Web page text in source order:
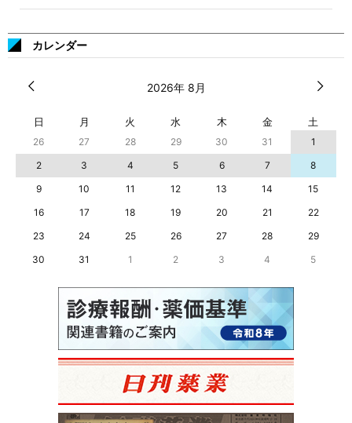
カレンダー
2026年 8月
日 月 火 水 木 金 土
26 27 28 29 30 31
1
2
3 4 5 6 7
8
9
10 11 12 13 14
15
16
17 18 19 20 21
22
23
24 25 26 27 28
29
30
31 1 2 3 4 5